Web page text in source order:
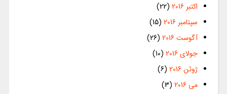
اکتبر 2016
(22)
سپتامبر 2016
(15)
آگوست 2016
(26)
جولای 2016
(10)
ژوئن 2016
(6)
می 2016
(3)